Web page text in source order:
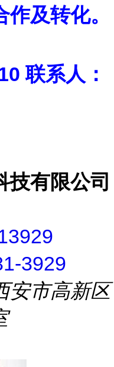
及转化。
联系人：
技有限公司
3929
安市高新区